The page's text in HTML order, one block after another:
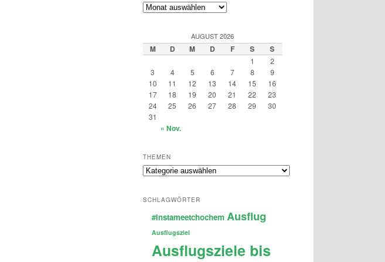
Archiv
AUGUST 2026
M D M D F S S
1
2
3
4 5 6 7 8
9
10
11 12 13 14 15
16
17
18 19 20 21 22
23
24
25 26 27 28 29
30
31
« Nov.
THEMEN
Themen
SCHLAGWÖRTER
#instameetchochem Ausflug
Ausflugsziel
Ausflugsziele bis